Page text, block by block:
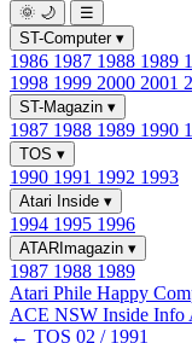
🌞 🌙
☰
ST-Computer ▾
1986 1987 1988 1989
1998 1999 2000 2001
ST-Magazin ▾
1987 1988 1989 1990
TOS ▾
1990 1991 1992 1993
Atari Inside ▾
1994 1995 1996
ATARImagazin ▾
1987 1988 1989
Atari Phile Happy
ACE NSW Inside Info
← TOS 02 / 1991